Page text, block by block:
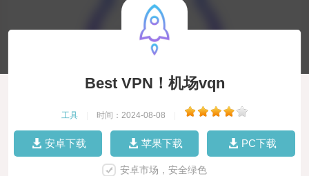
Best VPN！机场vqn
工具 时间：2024-08-08
安卓下载 苹果下载 PC下载
安卓市场，安全绿色